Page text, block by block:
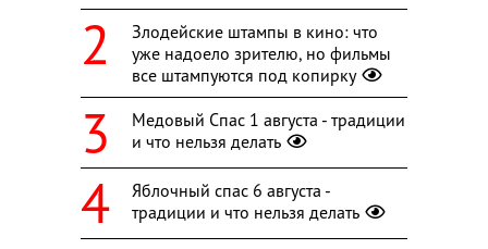
Злодейские штампы в кино: что
уже надоело зрителю, но фильмы
все штампуются под копирку
Медовый Спас 1 августа - традиции
и что нельзя делать
Яблочный спас 6 августа -
традиции и что нельзя делать